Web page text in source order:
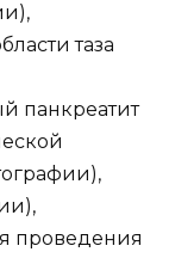
таза
панкреатит
проведения